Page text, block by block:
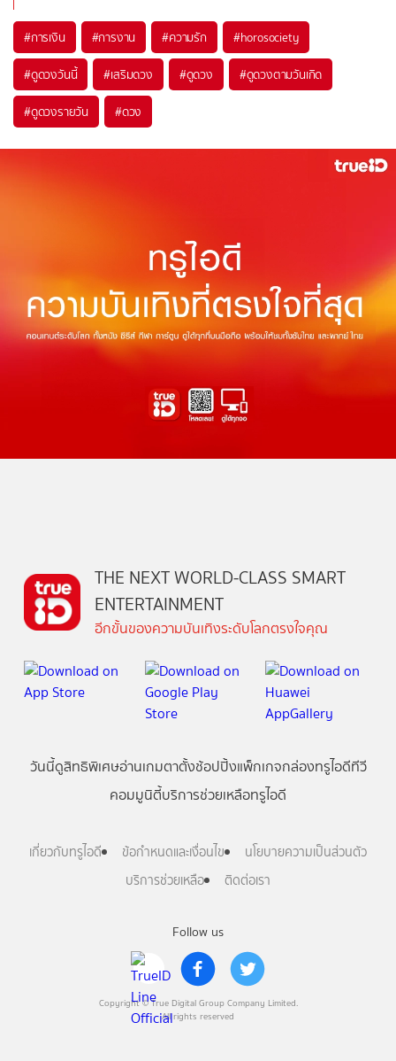
#การเงิน #การงาน #ความรัก #horosociety
#ดูดวงวันนี้ #เสริมดวง #ดูดวง #ดูดวงตามวันเกิด
#ดูดวงรายวัน #ดวง
Follow us
Copyright © True Digital Group Company Limited.
All rights reserved
THE NEXT WORLD-CLASS SMART
ENTERTAINMENT
อีกขั้นของความบันเทิงระดับโลกตรงใจคุณ
วันนี้ดูสิทธิพิเศษอ่านเกมตาตั้งช้อปปิ้งแพ็กเกจกล่องทรูไอดีทีวี
คอมมูนิตี้บริการช่วยเหลือทรูไอดี
เกี่ยวกับทรูไอดี ข้อกำหนดและเงื่อนไข
นโยบายความเป็นส่วนตัว
บริการช่วยเหลือ
ติดต่อเรา